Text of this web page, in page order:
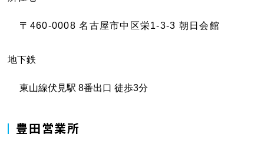
〒460-0008 名古屋市中区栄1-3-3 朝日会館
地下鉄
東山線伏見駅 8番出口 徒歩3分
豊田営業所